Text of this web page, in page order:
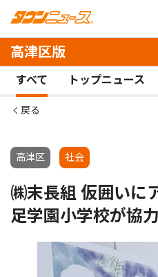
高津区版
すべて トップニュース
戻る
高津区 社会
㈱末長組 仮囲いに
足学園小学校が協力